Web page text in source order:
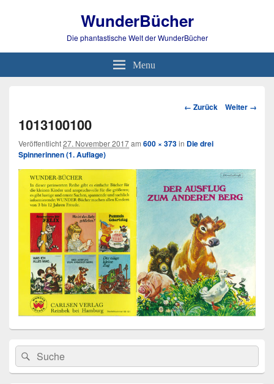
WunderBücher
Die phantastische Welt der WunderBücher
Menu
Bild-
← Zurück Weiter →
1013100100
Veröffentlicht27. November 2017am 600 × 373in Die drei
Spinnerinnen (1. Auflage)
Primärer
Seitenleisten
Widget-
Bereich
Search
for:
Suche